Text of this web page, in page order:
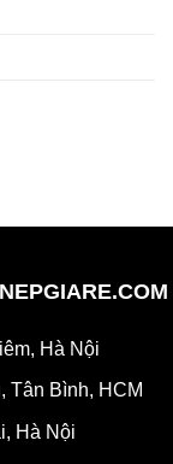
Hà Nội
Tân Bình, HCM
Hà Nội